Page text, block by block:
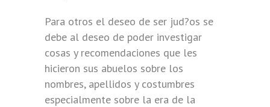
Para otros el deseo de ser jud?os se
debe al deseo de poder investigar
cosas y recomendaciones que les
hicieron sus abuelos sobre los
nombres, apellidos y costumbres
especialmente sobre la era de la